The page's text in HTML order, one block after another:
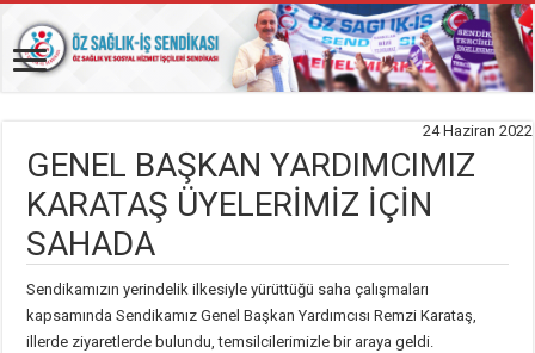
24 Haziran 2022
GENEL BAŞKAN YARDIMCIMIZ
KARATAŞ ÜYELERİMİZ İÇİN
SAHADA
Sendikamızın yerindelik ilkesiyle yürüttüğü saha çalışmaları
kapsamında Sendikamız Genel Başkan Yardımcısı Remzi Karataş,
illerde ziyaretlerde bulundu, temsilcilerimizle bir araya geldi.